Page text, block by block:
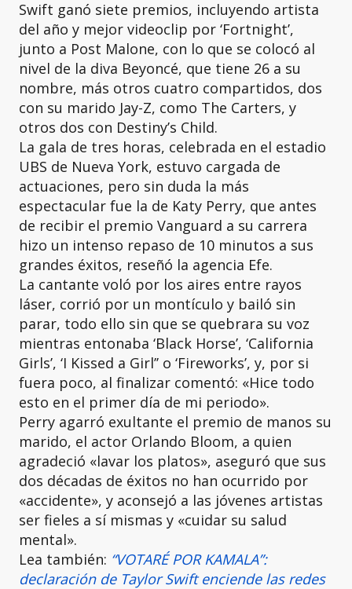
Swift ganó siete premios, incluyendo artista
del año y mejor videoclip por ‘Fortnight’,
junto a Post Malone, con lo que se colocó al
nivel de la diva Beyoncé, que tiene 26 a su
nombre, más otros cuatro compartidos, dos
con su marido Jay-Z, como The Carters, y
otros dos con Destiny’s Child.
La gala de tres horas, celebrada en el estadio
UBS de Nueva York, estuvo cargada de
actuaciones, pero sin duda la más
espectacular fue la de Katy Perry, que antes
de recibir el premio Vanguard a su carrera
hizo un intenso repaso de 10 minutos a sus
grandes éxitos, reseñó la agencia Efe.
La cantante voló por los aires entre rayos
láser, corrió por un montículo y bailó sin
parar, todo ello sin que se quebrara su voz
mientras entonaba ‘Black Horse’, ‘California
Girls’, ‘I Kissed a Girl’’ o ‘Fireworks’, y, por si
fuera poco, al finalizar comentó: «Hice todo
esto en el primer día de mi periodo».
Perry agarró exultante el premio de manos su
marido, el actor Orlando Bloom, a quien
agradeció «lavar los platos», aseguró que sus
dos décadas de éxitos no han ocurrido por
«accidente», y aconsejó a las jóvenes artistas
ser fieles a sí mismas y «cuidar su salud
mental».
Lea también: “VOTARÉ POR KAMALA”:
declaración de Taylor Swift enciende las redes